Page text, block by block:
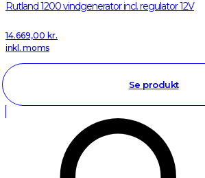
Rutland 1200 vindgenerator incl. regulator 12V
14.669,00 kr.
inkl. moms
Se produkt